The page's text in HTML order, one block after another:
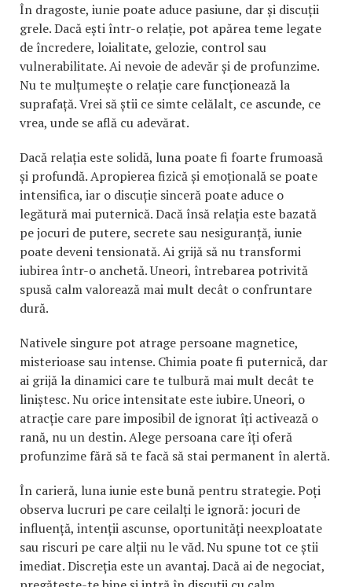
În dragoste, iunie poate aduce pasiune, dar și discuții
grele. Dacă ești într-o relație, pot apărea teme legate
de încredere, loialitate, gelozie, control sau
vulnerabilitate. Ai nevoie de adevăr și de profunzime.
Nu te mulțumește o relație care funcționează la
suprafață. Vrei să știi ce simte celălalt, ce ascunde, ce
vrea, unde se află cu adevărat.
Dacă relația este solidă, luna poate fi foarte frumoasă
și profundă. Apropierea fizică și emoțională se poate
intensifica, iar o discuție sinceră poate aduce o
legătură mai puternică. Dacă însă relația este bazată
pe jocuri de putere, secrete sau nesiguranță, iunie
poate deveni tensionată. Ai grijă să nu transformi
iubirea într-o anchetă. Uneori, întrebarea potrivită
spusă calm valorează mai mult decât o confruntare
dură.
Nativele singure pot atrage persoane magnetice,
misterioase sau intense. Chimia poate fi puternică, dar
ai grijă la dinamici care te tulbură mai mult decât te
liniștesc. Nu orice intensitate este iubire. Uneori, o
atracție care pare imposibil de ignorat îți activează o
rană, nu un destin. Alege persoana care îți oferă
profunzime fără să te facă să stai permanent în alertă.
În carieră, luna iunie este bună pentru strategie. Poți
observa lucruri pe care ceilalți le ignoră: jocuri de
influență, intenții ascunse, oportunități neexploatate
sau riscuri pe care alții nu le văd. Nu spune tot ce știi
imediat. Discreția este un avantaj. Dacă ai de negociat,